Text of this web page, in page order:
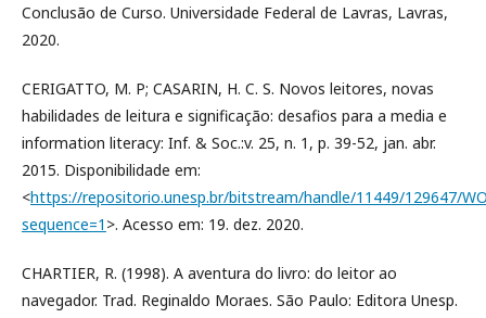
Conclusão de Curso. Universidade Federal de Lavras, Lavras,
2020.
CERIGATTO, M. P; CASARIN, H. C. S. Novos leitores, novas
habilidades de leitura e significação: desafios para a media e
information literacy: Inf. & Soc.:v. 25, n. 1, p. 39-52, jan. abr.
2015. Disponibilidade em:
<https://repositorio.unesp.br/bitstream/handle/11449/129647/
sequence=1 >. Acesso em: 19. dez. 2020.
CHARTIER, R. (1998). A aventura do livro: do leitor ao
navegador. Trad. Reginaldo Moraes. São Paulo: Editora Unesp.